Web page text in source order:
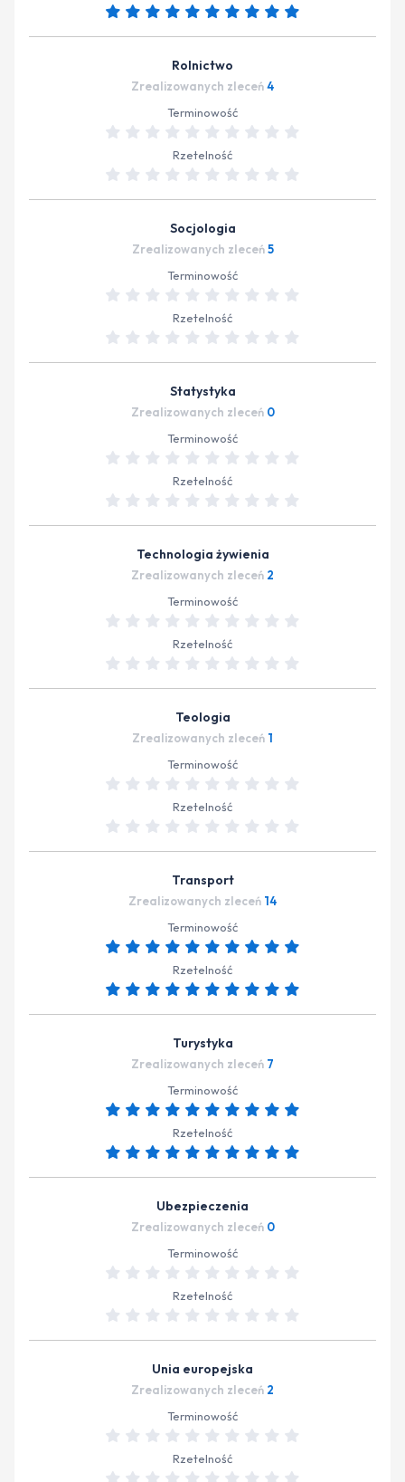
Rolnictwo
Zrealizowanych zleceń4
Terminowość
Rzetelność
Socjologia
Zrealizowanych zleceń5
Terminowość
Rzetelność
Statystyka
Zrealizowanych zleceń 0
Terminowość
Rzetelność
Technologia żywienia
Zrealizowanych zleceń 2
Terminowość
Rzetelność
Teologia
Zrealizowanych zleceń 1
Terminowość
Rzetelność
Transport
Zrealizowanych zleceń 14
Terminowość
Rzetelność
Turystyka
Zrealizowanych zleceń 7
Terminowość
Rzetelność
Ubezpieczenia
Zrealizowanych zleceń 0
Terminowość
Rzetelność
Unia europejska
Zrealizowanych zleceń 2
Terminowość
Rzetelność